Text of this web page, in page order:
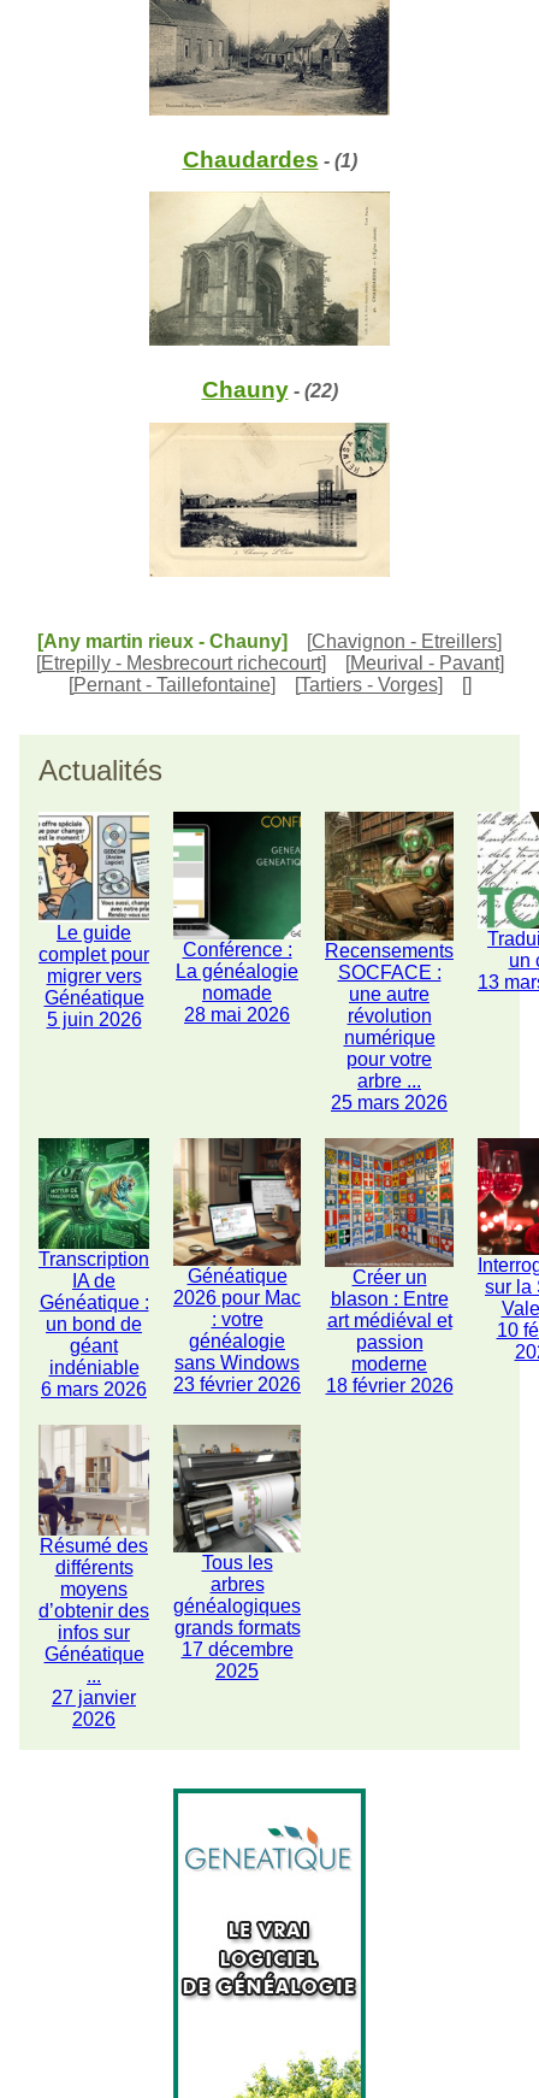
Chaudardes - (1)
Chauny- (22)
[Any martin rieux - Chauny] [Chavignon - Etreillers]
[Etrepilly - Mesbrecourt richecourt] [Meurival - Pavant]
[Pernant - Taillefontaine] [Tartiers - Vorges] []
Actualités
Le guide
complet pour
migrer vers
Généatique
5 juin 2026
Conférence :
La généalogie
nomade
28 mai 2026
Recensements
SOCFACE :
une autre
révolution
numérique
pour votre
arbre ...
25 mars 2026
un
13
Transcription
IA de
Généatique :
un bond de
géant
indéniable
6 mars 2026
Généatique
2026 pour Mac
: votre
généalogie
sans Windows
23 février 2026
Créer un
blason : Entre
art médiéval et
passion
moderne
18 février 2026
sur la
10
Résumé des
différents
moyens
d’obtenir des
infos sur
Généatique
...
27 janvier
2026
Tous les
arbres
généalogiques
grands formats
17 décembre
2025